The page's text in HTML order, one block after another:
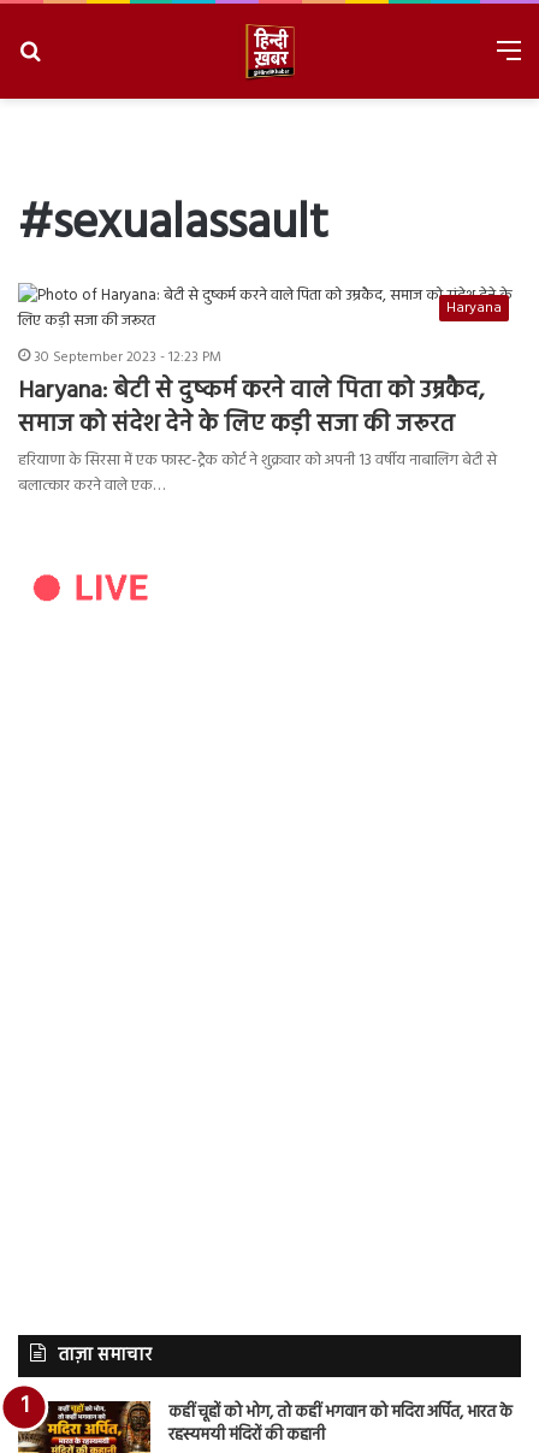
#sexualassault
Haryana
30 September 2023 - 12:23 PM
Haryana: बेटी से दुष्कर्म करने वाले पिता को उम्रकैद,
समाज को संदेश देने के लिए कड़ी सजा की जरूरत
हरियाणा के सिरसा में एक फास्ट-ट्रैक कोर्ट ने शुक्रवार को अपनी 13 वर्षीय नाबालिग बेटी से
बलात्कार करने वाले एक…
ताज़ा समाचार
कहीं चूहों को भोग, तो कहीं भगवान को मदिरा अर्पित, भारत के
रहस्यमयी मंदिरों की कहानी